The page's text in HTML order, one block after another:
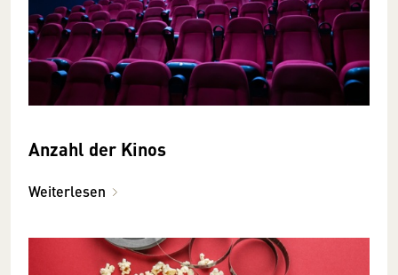
Anzahl der Kinos
Weiterlesen